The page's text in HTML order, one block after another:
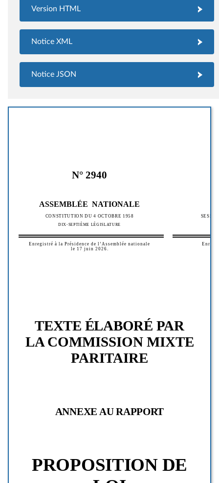
Version HTML
Notice XML
Notice JSON